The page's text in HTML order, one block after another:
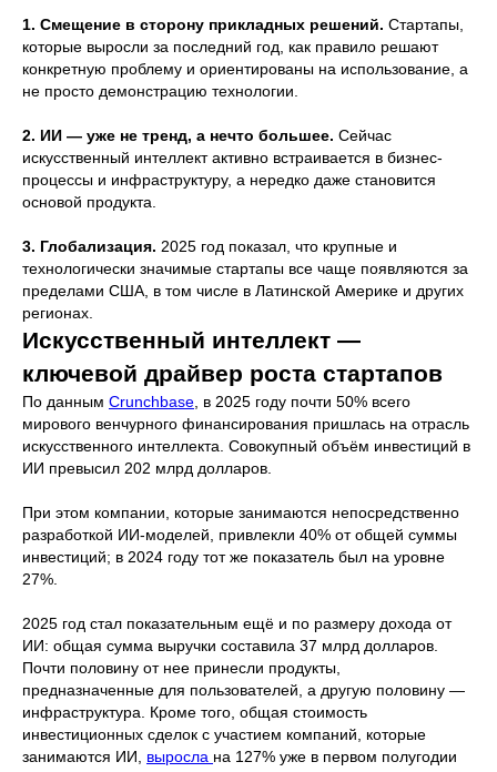
1. Смещение в сторону прикладных решений. Стартапы,
которые выросли за последний год, как правило решают
конкретную проблему и ориентированы на использование, а
не просто демонстрацию технологии.
2. ИИ — уже не тренд, а нечто большее. Сейчас
искусственный интеллект активно встраивается в бизнес-
процессы и инфраструктуру, а нередко даже становится
основой продукта.
3. Глобализация. 2025 год показал, что крупные и
технологически значимые стартапы все чаще появляются за
пределами США, в том числе в Латинской Америке и других
регионах.
Искусственный интеллект —
ключевой драйвер роста стартапов
По данным Crunchbase , в 2025 году почти 50% всего
мирового венчурного финансирования пришлась на отрасль
искусственного интеллекта. Совокупный объём инвестиций в
ИИ превысил 202 млрд долларов.
При этом компании, которые занимаются непосредственно
разработкой ИИ-моделей, привлекли 40% от общей суммы
инвестиций; в 2024 году тот же показатель был на уровне
27%.
2025 год стал показательным ещё и по размеру дохода от
ИИ: общая сумма выручки составила 37 млрд долларов.
Почти половину от нее принесли продукты,
предназначенные для пользователей, а другую половину —
инфраструктура. Кроме того, общая стоимость
инвестиционных сделок с участием компаний, которые
занимаются ИИ, выросла на 127% уже в первом полугодии